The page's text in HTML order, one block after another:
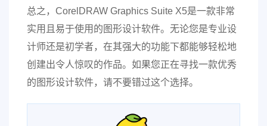
总之，CorelDRAW Graphics Suite X5是一款非常
实用且易于使用的图形设计软件。无论您是专业设
计师还是初学者，在其强大的功能下都能够轻松地
创建出令人惊叹的作品。如果您正在寻找一款优秀
的图形设计软件，请不要错过这个选择。